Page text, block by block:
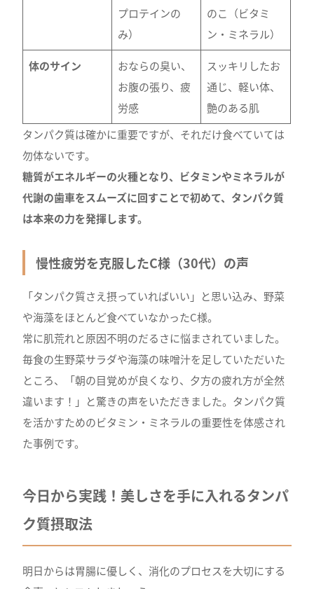
プロテインの
み）
のこ（ビタミ
ン・ミネラル）
体のサイン
おならの臭い、
お腹の張り、疲
労感
スッキリしたお
通じ、軽い体、
艶のある肌
タンパク質は確かに重要ですが、それだけ食べていては
勿体ないです。
糖質がエネルギーの火種となり、ビタミンやミネラルが
代謝の歯車をスムーズに回すことで初めて、タンパク質
は本来の力を発揮します。
慢性疲労を克服したC様（30代）の声
「タンパク質さえ摂っていればいい」と思い込み、野菜
や海藻をほとんど食べていなかったC様。
常に肌荒れと原因不明のだるさに悩まされていました。
毎食の生野菜サラダや海藻の味噌汁を足していただいた
ところ、「朝の目覚めが良くなり、夕方の疲れ方が全然
違います！」と驚きの声をいただきました。タンパク質
を活かすためのビタミン・ミネラルの重要性を体感され
た事例です。
今日から実践！美しさを手に入れるタンパ
ク質摂取法
明日からは胃腸に優しく、消化のプロセスを大切にする